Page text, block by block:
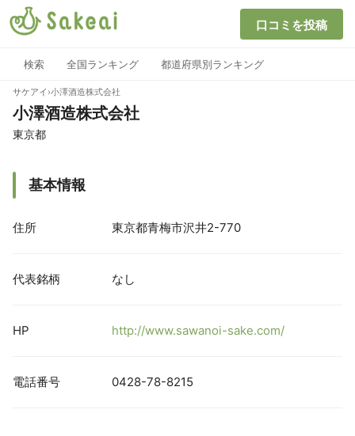
口コミを投稿
検索 全国ランキング 都道府県別ランキング
サケアイ ›小澤酒造株式会社
小澤酒造株式会社
東京都
基本情報
住所 東京都青梅市沢井2-770
代表銘柄 なし
HP http://www.sawanoi-sake.com/
電話番号 0428-78-8215